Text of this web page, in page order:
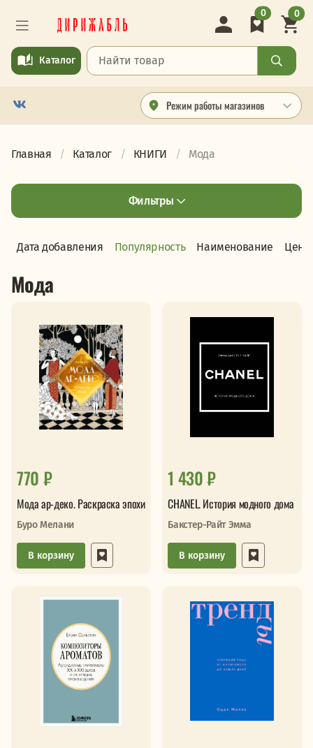
Режим работы магазинов
Каталог
0 0
Главная Каталог КНИГИ Мода
Фильтры
Дата добавления Популярность Наименование Цена
Мода
770 ₽
Мода ар-деко. Раскраска эпохи
Буро Мелани
В корзину
1 430 ₽
CHANEL. История модного дома
Бакстер-Райт Эмма
В корзину